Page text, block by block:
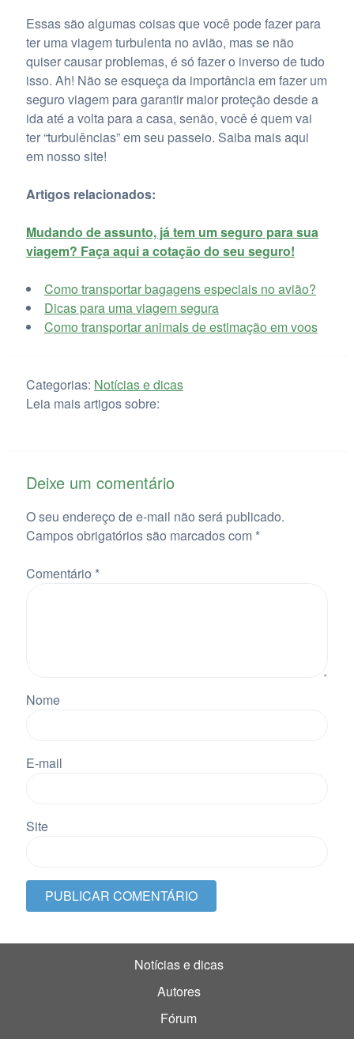
Essas são algumas coisas que você pode fazer para
ter uma viagem turbulenta no avião, mas se não
quiser causar problemas, é só fazer o inverso de tudo
isso. Ah! Não se esqueça da importância em fazer um
seguro viagem para garantir maior proteção desde a
ida até a volta para a casa, senão, você é quem vai
ter “turbulências” em seu passeio. Saiba mais aqui
em nosso site!
Artigos relacionados:
Mudando de assunto, já tem um seguro para sua
viagem? Faça aqui a cotação do seu seguro!
Como transportar bagagens especiais no avião?
Dicas para uma viagem segura
Como transportar animais de estimação em voos
Categorias: Notícias e dicas
Leia mais artigos sobre:
Deixe um comentário
O seu endereço de e-mail não será publicado.
Campos obrigatórios são marcados com *
Comentário *
Nome
E-mail
Site
Notícias e dicas
Autores
Fórum